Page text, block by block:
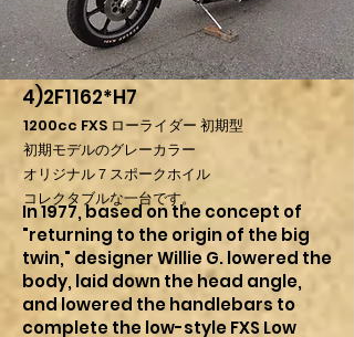
4)2F1162*H7
1200cc FXS ローライダー 初期型
初期モデルのグレーカラー
オリジナル７スポークホイル
コレクタブルな一台です。
In 1977, based on the concept of
"returning to the origin of the big
twin," designer Willie G. lowered the
body, laid down the head angle,
and lowered the handlebars to
complete the low-style FXS Low